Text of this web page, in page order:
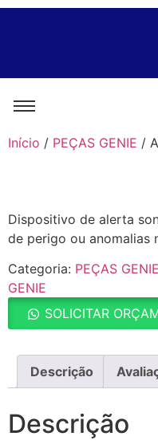
Início / PEÇAS GENIE /
Dispositivo de alerta
de perigo ou anomalias
Categoria: PEÇAS GENIE
GENIE
SOLICITAR
Descrição
Descrição